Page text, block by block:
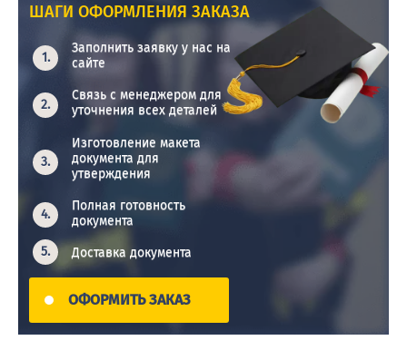
ШАГИ ОФОРМЛЕНИЯ ЗАКАЗА
Заполнить заявку у нас на
сайте
Связь с менеджером для
уточнения всех деталей
Изготовление макета
документа для
утверждения
Полная готовность
документа
Доставка документа
ОФОРМИТЬ ЗАКАЗ